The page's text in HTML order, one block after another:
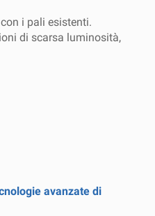
i pali esistenti.
di scarsa luminosità,
avanzate di